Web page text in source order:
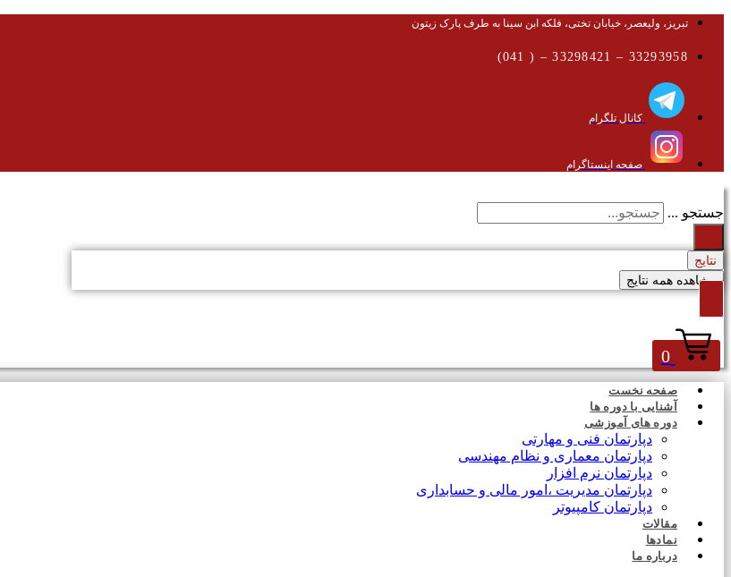
تبریز، ولیعصر، خیابان تختی، فلکه ابن سینا به طرف پارک زیتون
33293958 – 33298421 – ( 041)
کانال تلگرام
صفحه اینستاگرام
جستجو ...
نتایج
مشاهده همه نتایج
0
صفحه نخست
آشنایی با دوره ها
دوره های آموزشی
دپارتمان فنی و مهارتی
دپارتمان معماری و نظام مهندسی
دپارتمان نرم افزار
دپارتمان مدیریت ،امور مالی و حسابداری
دپارتمان کامپیوتر
مقالات
نمادها
درباره ما